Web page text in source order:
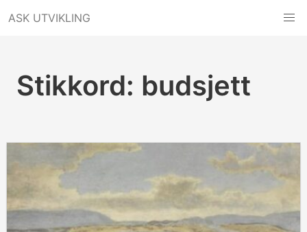
tilASK UTVIKLING
Stikkord: budsjett